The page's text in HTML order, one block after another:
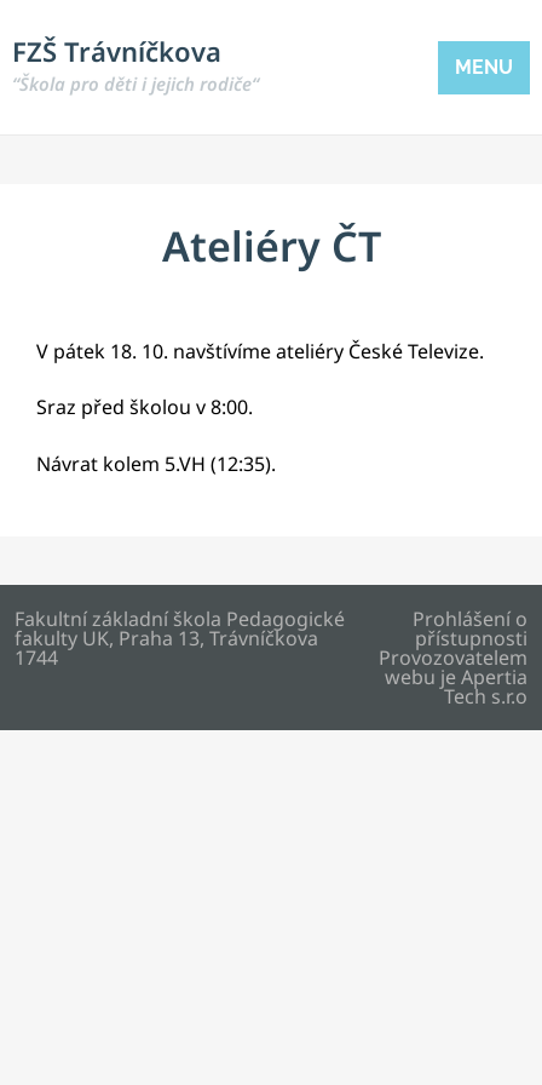
FZŠ Trávníčkova
“Škola pro děti i jejich rodiče“
MENU
Ateliéry ČT
V pátek 18. 10. navštívíme ateliéry České Televize.
Sraz před školou v 8:00.
Návrat kolem 5.VH (12:35).
Fakultní základní škola Pedagogické
fakulty UK, Praha 13, Trávníčkova
1744
Prohlášení o
přístupnosti
Provozovatelem
webu je Apertia
Tech s.r.o